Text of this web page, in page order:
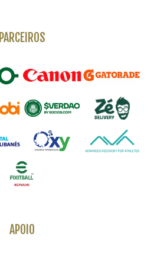
PARCEIROS
APOIO